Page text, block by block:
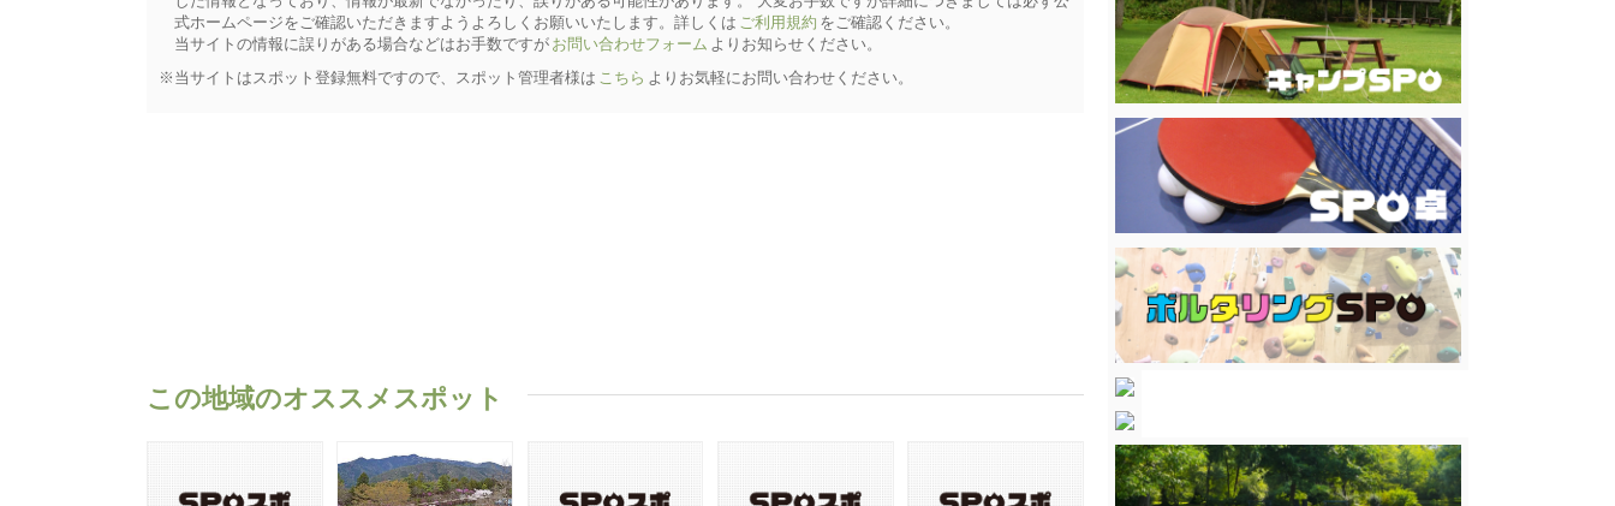
式ホームページをご確認いただきますようよろしくお願いいたします。詳しくは ご利用規約 をご確認ください。
当サイトの情報に誤りがある場合などはお手数ですが お問い合わせフォーム よりお知らせください。
※当サイトはスポット登録無料ですので、スポット管理者様は こちら よりお気軽にお問い合わせください。
この地域のオススメスポット